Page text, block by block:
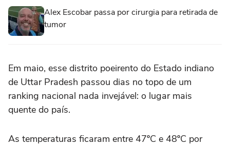
Alex Escobar passa por cirurgia para retirada de
tumor
Em maio, esse distrito poeirento do Estado indiano
de Uttar Pradesh passou dias no topo de um
ranking nacional nada invejável: o lugar mais
quente do país.
As temperaturas ficaram entre 47ºC e 48ºC por